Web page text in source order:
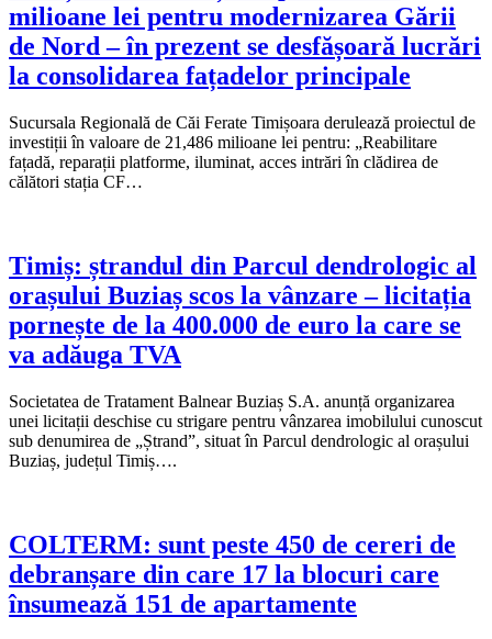
milioane lei pentru modernizarea Gării
de Nord – în prezent se desfășoară lucrări
la consolidarea fațadelor principale
Sucursala Regională de Căi Ferate Timișoara derulează proiectul de
investiții în valoare de 21,486 milioane lei pentru: „Reabilitare
fațadă, reparații platforme, iluminat, acces intrări în clădirea de
călători stația CF…
Timiș: ștrandul din Parcul dendrologic al
orașului Buziaș scos la vânzare – licitația
pornește de la 400.000 de euro la care se
va adăuga TVA
Societatea de Tratament Balnear Buziaș S.A. anunță organizarea
unei licitații deschise cu strigare pentru vânzarea imobilului cunoscut
sub denumirea de „Ștrand”, situat în Parcul dendrologic al orașului
Buziaș, județul Timiș….
COLTERM: sunt peste 450 de cereri de
debranșare din care 17 la blocuri care
însumează 151 de apartamente